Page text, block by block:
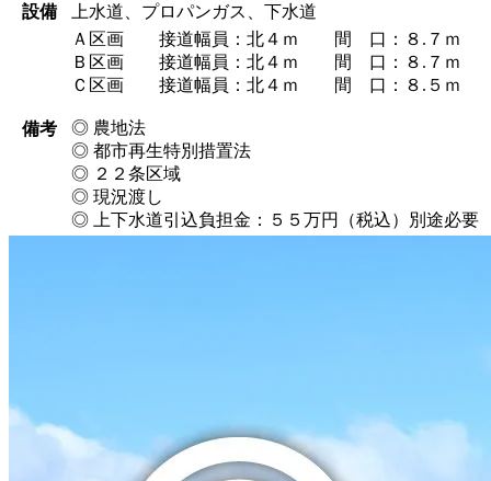
設備 上水道、プロパンガス、下水道
備考
Ａ区画 接道幅員：北４ｍ 間 口：８.７ｍ
Ｂ区画 接道幅員：北４ｍ 間 口：８.７ｍ
Ｃ区画 接道幅員：北４ｍ 間 口：８.５ｍ
◎ 農地法
◎ 都市再生特別措置法
◎ ２２条区域
◎ 現況渡し
◎ 上下水道引込負担金：５５万円（税込）別途必要